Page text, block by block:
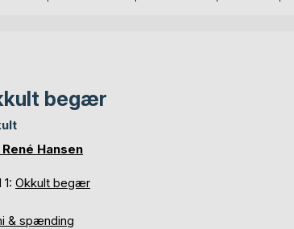
begær
Hansen
Okkult begær
& spænding